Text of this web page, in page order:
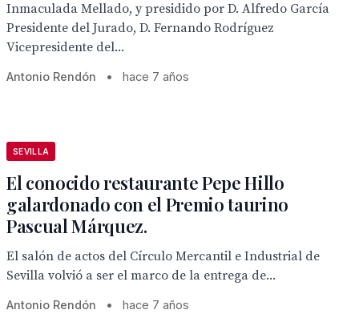
Inmaculada Mellado, y presidido por D. Alfredo García
Presidente del Jurado, D. Fernando Rodríguez
Vicepresidente del...
Antonio Rendón • hace 7 años
SEVILLA
El conocido restaurante Pepe Hillo
galardonado con el Premio taurino
Pascual Márquez.
El salón de actos del Círculo Mercantil e Industrial de
Sevilla volvió a ser el marco de la entrega de...
Antonio Rendón • hace 7 años